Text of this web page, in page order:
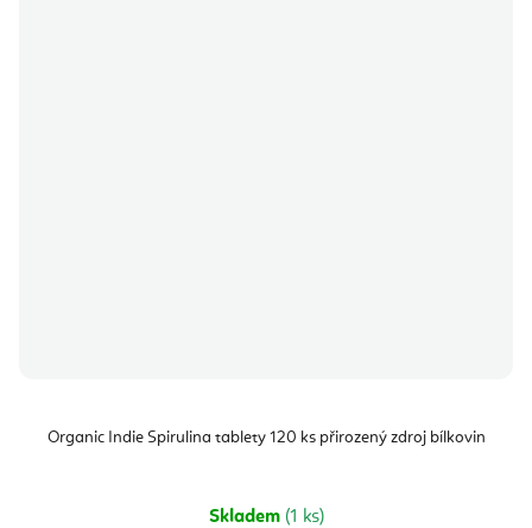
Organic Indie Spirulina tablety 120 ks přirozený zdroj bílkovin
Skladem (1 ks)